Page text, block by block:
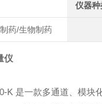
仪器种
药/生物制药
仪
是一款多通道、模